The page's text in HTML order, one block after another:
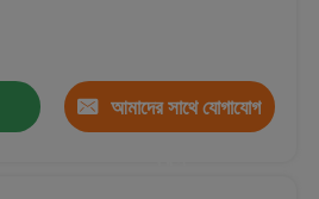
আমাদের সাথে যোগাযোগ